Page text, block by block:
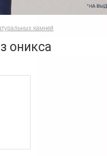
камней
оникса